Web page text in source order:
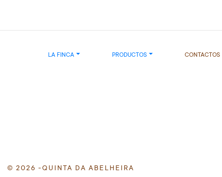
LA FINCA PRODUCTOS CONTACTOS
© 2026 -QUINTA DA ABELHEIRA